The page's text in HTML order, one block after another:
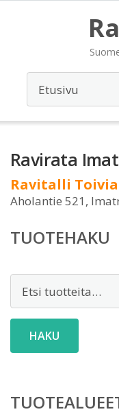
Ravirata
Ravitalli
Aholantie 521,
TUOTEHAKU
HAKU